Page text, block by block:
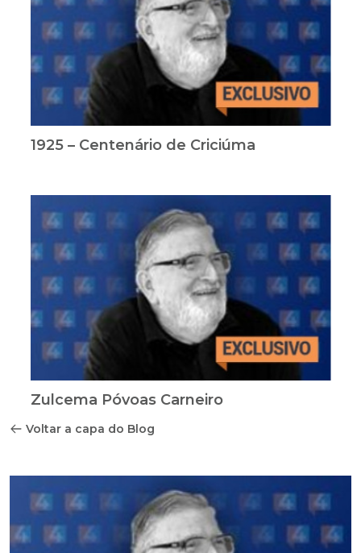
1925 – Centenário de Criciúma
Zulcema Póvoas Carneiro
Voltar a capa do Blog